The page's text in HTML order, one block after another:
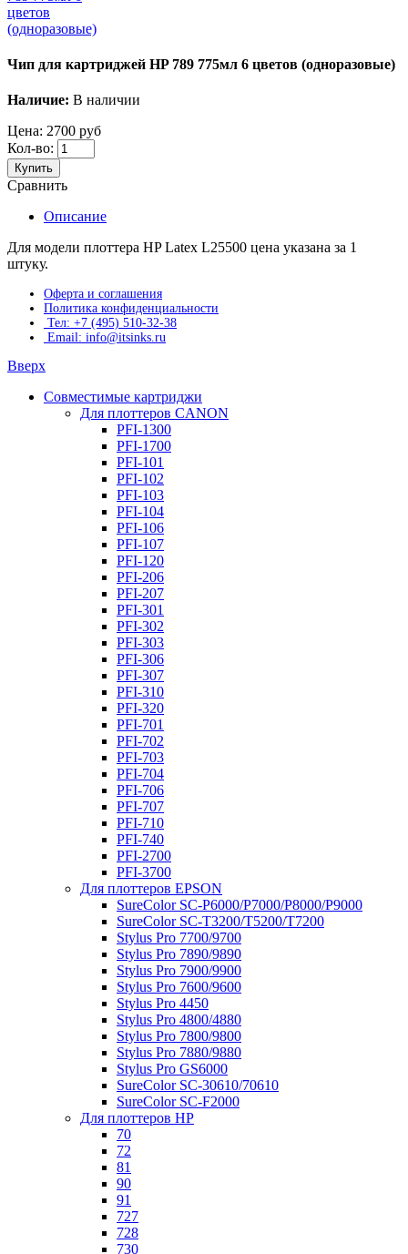
Чип для картриджей HP 789 775мл 6 цветов (одноразовые)
Наличие: В наличии
Цена: 2700 руб
Кол-во:
Купить
Сравнить
Описание
Для модели плоттера HP Latex L25500 цена указана за 1
штуку.
Оферта и соглашения
Политика конфиденциальности
Тел: +7 (495) 510-32-38
Email: info@itsinks.ru
Вверх
Совместимые картриджи
Для плоттеров CANON
PFI-1300
PFI-1700
PFI-101
PFI-102
PFI-103
PFI-104
PFI-106
PFI-107
PFI-120
PFI-206
PFI-207
PFI-301
PFI-302
PFI-303
PFI-306
PFI-307
PFI-310
PFI-320
PFI-701
PFI-702
PFI-703
PFI-704
PFI-706
PFI-707
PFI-710
PFI-740
PFI-2700
PFI-3700
Для плоттеров EPSON
SureColor SC-P6000/P7000/P8000/P9000
SureColor SC-Т3200/T5200/T7200
Stylus Pro 7700/9700
Stylus Pro 7890/9890
Stylus Pro 7900/9900
Stylus Pro 7600/9600
Stylus Pro 4450
Stylus Pro 4800/4880
Stylus Pro 7800/9800
Stylus Pro 7880/9880
Stylus Pro GS6000
SureColor SC-30610/70610
SureColor SC-F2000
Для плоттеров HP
70
72
81
90
91
727
728
730